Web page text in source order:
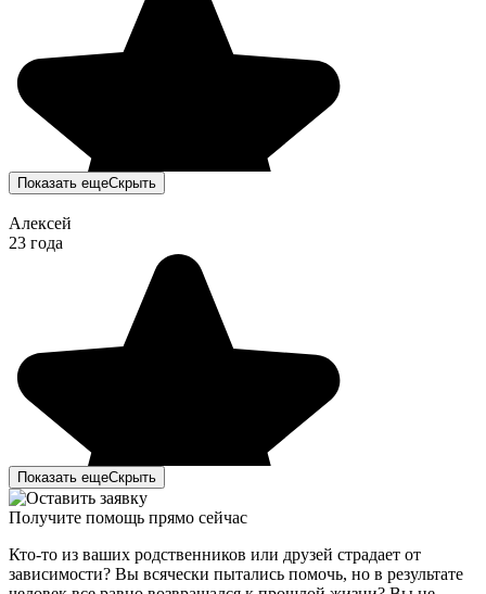
Показать ещеСкрыть
Алексей
23 года
Показать ещеСкрыть
Получите помощь прямо сейчас
Кто-то из ваших родственников или друзей страдает от
зависимости? Вы всячески пытались помочь, но в результате